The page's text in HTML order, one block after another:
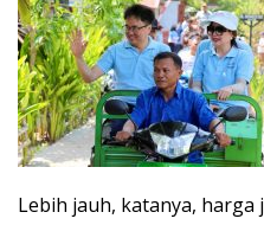
Lebih jauh, katanya,